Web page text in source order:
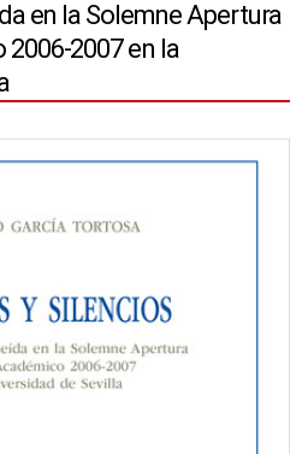
en la Solemne Apertura
2007 en la